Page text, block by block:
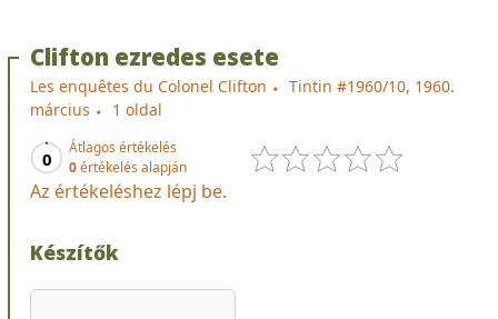
Clifton ezredes esete
Les enquêtes du Colonel Clifton
Tintin #1960/10, 1960.
március
1 oldal
0
Átlagos értékelés
0értékelés alapján
Az értékeléshez lépj be.
Készítők